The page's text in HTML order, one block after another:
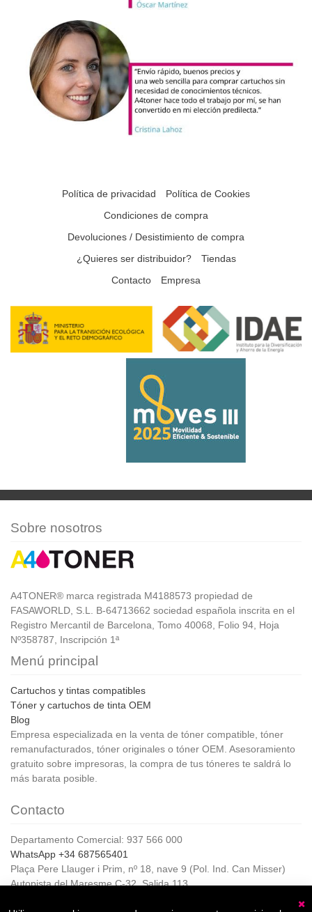
Política de privacidad
Política de Cookies
Condiciones de compra
Devoluciones / Desistimiento de compra
¿Quieres ser distribuidor?
Tiendas
Contacto
Empresa
Sobre nosotros
A4TONER® marca registrada M4188573 propiedad de
FASAWORLD, S.L. B-64713662 sociedad española inscrita en el
Registro Mercantil de Barcelona, Tomo 40068, Folio 94, Hoja
Nº358787, Inscripción 1ª
Menú principal
Cartuchos y tintas compatibles
Tóner y cartuchos de tinta OEM
Blog
Empresa especializada en la venta de tóner compatible, tóner
remanufacturados, tóner originales o tóner OEM. Asesoramiento
gratuito sobre impresoras, la compra de tus tóneres te saldrá lo
más barata posible.
Contacto
Departamento Comercial: 937 566 000
WhatsApp +34 687565401
Plaça Pere Llauger i Prim, nº 18, nave 9 (Pol. Ind. Can Misser)
Autopista del Maresme C-32, Salida 113